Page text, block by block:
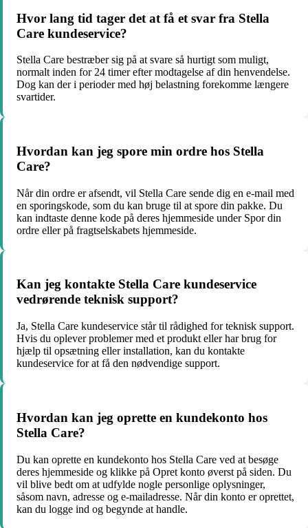
Hvor lang tid tager det at få et svar fra Stella
Care kundeservice?
Stella Care bestræber sig på at svare så hurtigt som muligt,
normalt inden for 24 timer efter modtagelse af din henvendelse.
Dog kan der i perioder med høj belastning forekomme længere
svartider.
Hvordan kan jeg spore min ordre hos Stella
Care?
Når din ordre er afsendt, vil Stella Care sende dig en e-mail med
en sporingskode, som du kan bruge til at spore din pakke. Du
kan indtaste denne kode på deres hjemmeside under Spor din
ordre eller på fragtselskabets hjemmeside.
Kan jeg kontakte Stella Care kundeservice
vedrørende teknisk support?
Ja, Stella Care kundeservice står til rådighed for teknisk support.
Hvis du oplever problemer med et produkt eller har brug for
hjælp til opsætning eller installation, kan du kontakte
kundeservice for at få den nødvendige support.
Hvordan kan jeg oprette en kundekonto hos
Stella Care?
Du kan oprette en kundekonto hos Stella Care ved at besøge
deres hjemmeside og klikke på Opret konto øverst på siden. Du
vil blive bedt om at udfylde nogle personlige oplysninger,
såsom navn, adresse og e-mailadresse. Når din konto er oprettet,
kan du logge ind og begynde at handle.